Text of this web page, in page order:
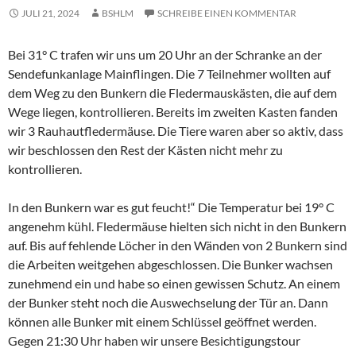
JULI 21, 2024 BSHLM SCHREIBE EINEN KOMMENTAR
Bei 31° C trafen wir uns um 20 Uhr an der Schranke an der
Sendefunkanlage Mainflingen. Die 7 Teilnehmer wollten auf
dem Weg zu den Bunkern die Fledermauskästen, die auf dem
Wege liegen, kontrollieren. Bereits im zweiten Kasten fanden
wir 3 Rauhautfledermäuse. Die Tiere waren aber so aktiv, dass
wir beschlossen den Rest der Kästen nicht mehr zu
kontrollieren.
In den Bunkern war es gut feucht!“ Die Temperatur bei 19° C
angenehm kühl. Fledermäuse hielten sich nicht in den Bunkern
auf. Bis auf fehlende Löcher in den Wänden von 2 Bunkern sind
die Arbeiten weitgehen abgeschlossen. Die Bunker wachsen
zunehmend ein und habe so einen gewissen Schutz. An einem
der Bunker steht noch die Auswechselung der Tür an. Dann
können alle Bunker mit einem Schlüssel geöffnet werden.
Gegen 21:30 Uhr haben wir unsere Besichtigungstour